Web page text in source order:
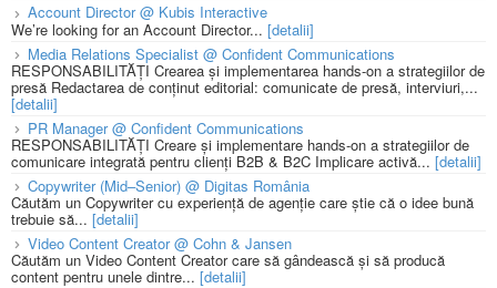
Account Director @ Kubis Interactive
We’re looking for an Account Director... [detalii]
Media Relations Specialist @ Confident Communications
RESPONSABILITĂȚI Crearea și implementarea hands-on a strategiilor de
presă Redactarea de conținut editorial: comunicate de presă, interviuri,...
[detalii]
PR Manager @ Confident Communications
RESPONSABILITĂȚI Creare și implementare hands-on a strategiilor de
comunicare integrată pentru clienți B2B & B2C Implicare activă... [detalii]
Copywriter (Mid–Senior) @ Digitas România
Căutăm un Copywriter cu experiență de agenție care știe că o idee bună
trebuie să... [detalii]
Video Content Creator @ Cohn & Jansen
Căutăm un Video Content Creator care să gândească și să producă
content pentru unele dintre... [detalii]